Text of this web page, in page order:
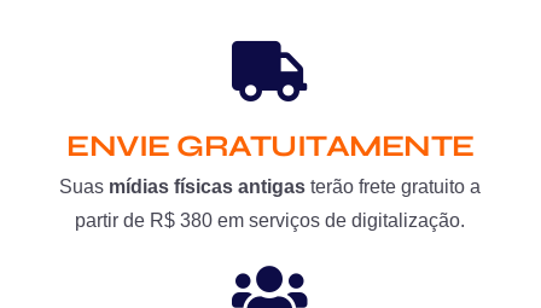
ENVIE GRATUITAMENTE
Suas mídias físicas antigas terão frete gratuito a
partir de R$ 380 em serviços de digitalização.